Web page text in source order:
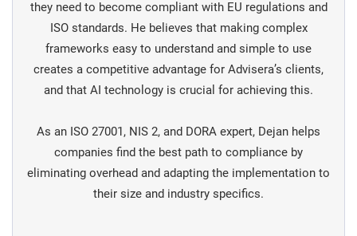
they need to become compliant with EU regulations and
ISO standards. He believes that making complex
frameworks easy to understand and simple to use
creates a competitive advantage for Advisera’s clients,
and that AI technology is crucial for achieving this.
As an ISO 27001, NIS 2, and DORA expert, Dejan helps
companies find the best path to compliance by
eliminating overhead and adapting the implementation to
their size and industry specifics.